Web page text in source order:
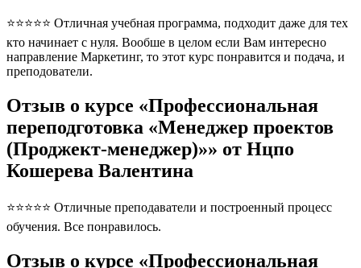
⭐⭐⭐⭐⭐ Отличная учебная программа, подходит даже для тех
кто начинает с нуля. Вообше в целом если Вам интересно
направление Маркетинг, то этот курс понравится и подача, и
преподователи.
Отзыв о курсе «Профессиональная
переподготовка «Менеджер проектов
(Проджект-менеджер)»» от Нцпо
Кошерева Валентина
⭐⭐⭐⭐⭐ Отличные преподаватели и построенный процесс
обучения. Все понравилось.
Отзыв о курсе «Профессиональная